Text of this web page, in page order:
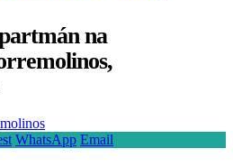
na
WhatsApp Email